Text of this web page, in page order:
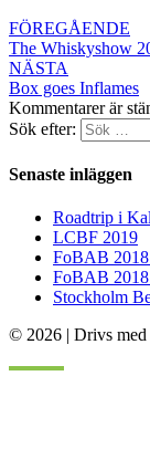
FÖREGÅENDE
The Whiskyshow
NÄSTA
Box goes Inflames
Kommentarer är
Sök efter:
Senaste inläggen
Roadtrip i
LCBF 2019
FoBAB 2018
FoBAB 2018
Stockholm
© 2026 | Drivs med